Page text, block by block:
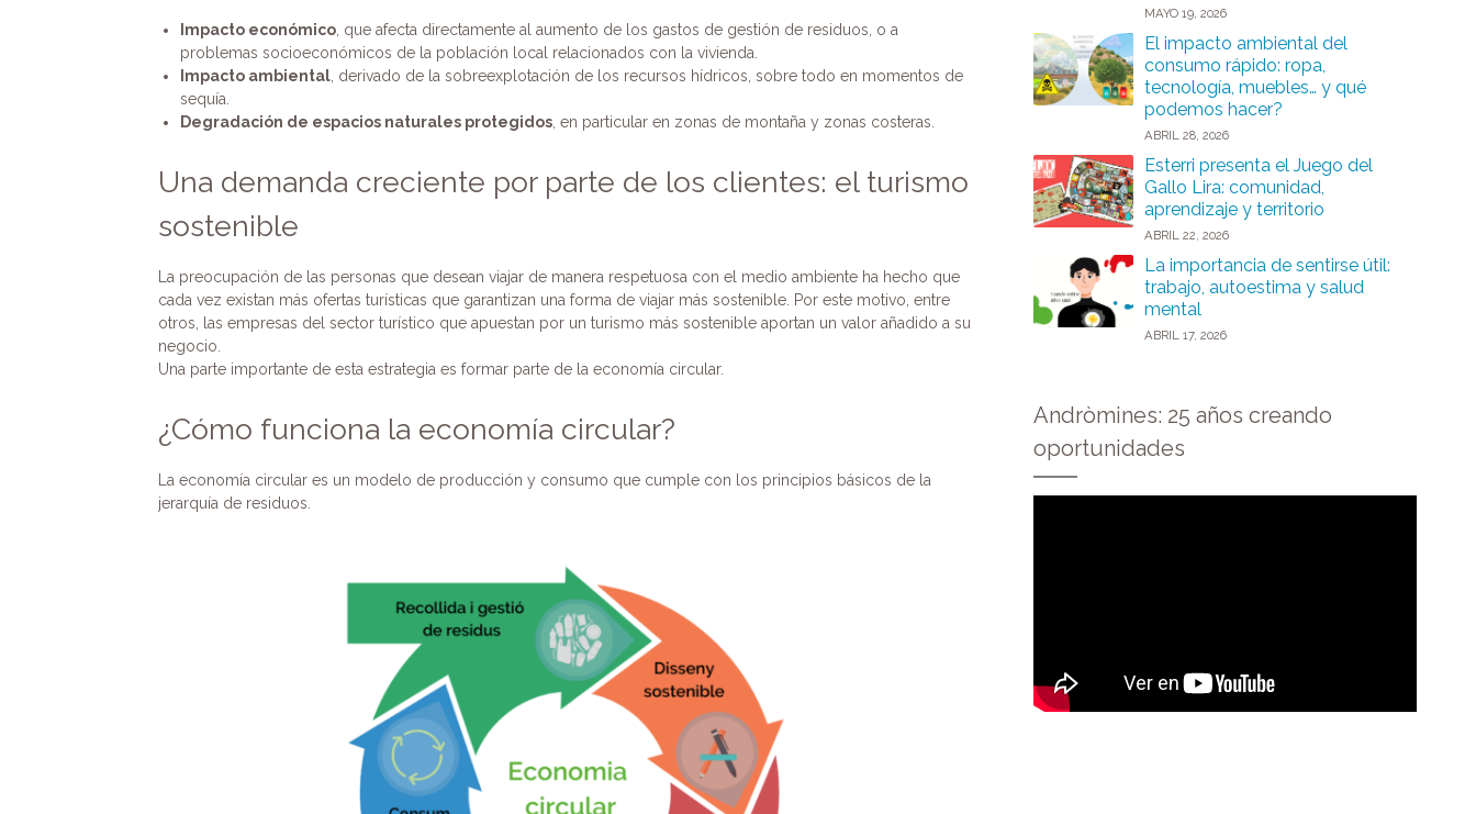
Impacto económico, que afecta directamente al aumento de los gastos de gestión de residuos, o a
problemas socioeconómicos de la población local relacionados con la vivienda.
Impacto ambiental, derivado de la sobreexplotación de los recursos hídricos, sobre todo en momentos de
sequía.
Degradación de espacios naturales protegidos, en particular en zonas de montaña y zonas costeras.
Una demanda creciente por parte de los clientes: el turismo
sostenible
La preocupación de las personas que desean viajar de manera respetuosa con el medio ambiente ha hecho que
cada vez existan más ofertas turísticas que garantizan una forma de viajar más sostenible. Por este motivo, entre
otros, las empresas del sector turístico que apuestan por un turismo más sostenible aportan un valor añadido a su
negocio.
Una parte importante de esta estrategia es formar parte de la economía circular.
¿Cómo funciona la economía circular?
La economía circular es un modelo de producción y consumo que cumple con los principios básicos de la
jerarquía de residuos.
MAYO 19, 2026
El impacto ambiental del
consumo rápido: ropa,
tecnología, muebles… y qué
podemos hacer?
ABRIL 28, 2026
Esterri presenta el Juego del
Gallo Lira: comunidad,
aprendizaje y territorio
ABRIL 22, 2026
La importancia de sentirse útil:
trabajo, autoestima y salud
mental
ABRIL 17, 2026
Andròmines: 25 años creando
oportunidades